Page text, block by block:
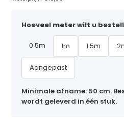
Hoeveel meter wilt u
0.5m 1m 1.5m
Aangepast
Minimale afname: 50 cm.
wordt geleverd in één stuk.